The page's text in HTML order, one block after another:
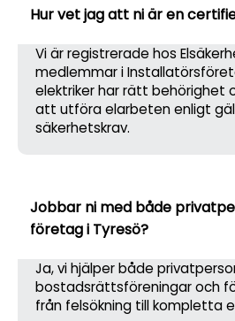
Hur vet jag att ni är en
Vi är registrerade hos
medlemmar i
elektriker har rätt behörighet
att utföra elarbeten enligt
säkerhetskrav.
Jobbar ni med både
företag i Tyresö?
Ja, vi hjälper både
bostadsrättsföreningar och
från felsökning till kompletta